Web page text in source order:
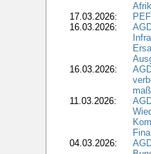
17.03.2026:
16.03.2026:
16.03.2026:
11.03.2026:
04.03.2026: